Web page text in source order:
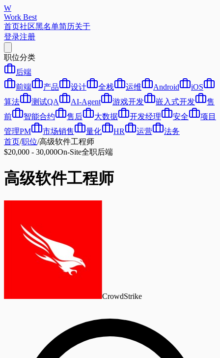
W
Work Best
首页社区黑名单简历关于
登录注册
职位分类
后端
前端
产品 设计 全栈 运维 Android
iOS
算法
测试QA AI-Agent 游戏开发 嵌入式开发
售
前
智能合约 售后 大数据 开发经理 安全
项目
管理PM
市场销售 量化 HR 运营
法务
首页/职位/高级软件工程师
$20,000 - 30,000On-Site全职后端
高级软件工程师
CrowdStrike